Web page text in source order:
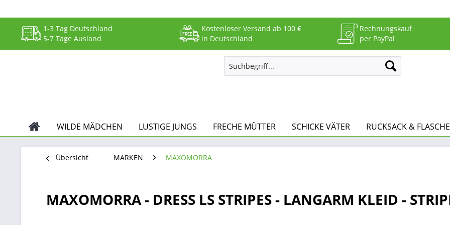
1-3 Tag Deutschland
5-7 Tage Ausland
Kostenloser Versand ab 100 €
in Deutschland
Rechnungskauf
per PayPal
WILDE MÄDCHEN LUSTIGE JUNGS FRECHE MÜTTER SCHICKE VÄTER RUCKSACK & FLASCHE
Übersicht MARKEN MAXOMORRA
MAXOMORRA - DRESS LS STRIPES - LANGARM KLEID -